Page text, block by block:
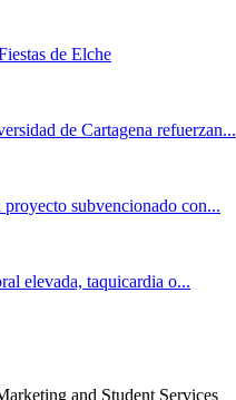
de Elche
de Cartagena refuerzan...
subvencionado con...
elevada, taquicardia o...
and Student Services